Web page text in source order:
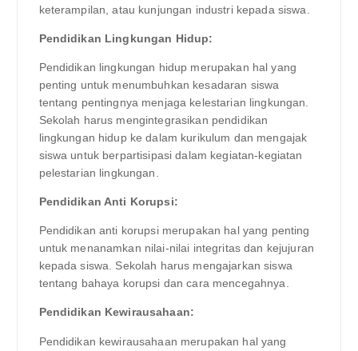
keterampilan, atau kunjungan industri kepada siswa.
Pendidikan Lingkungan Hidup:
Pendidikan lingkungan hidup merupakan hal yang
penting untuk menumbuhkan kesadaran siswa
tentang pentingnya menjaga kelestarian lingkungan.
Sekolah harus mengintegrasikan pendidikan
lingkungan hidup ke dalam kurikulum dan mengajak
siswa untuk berpartisipasi dalam kegiatan-kegiatan
pelestarian lingkungan.
Pendidikan Anti Korupsi:
Pendidikan anti korupsi merupakan hal yang penting
untuk menanamkan nilai-nilai integritas dan kejujuran
kepada siswa. Sekolah harus mengajarkan siswa
tentang bahaya korupsi dan cara mencegahnya.
Pendidikan Kewirausahaan:
Pendidikan kewirausahaan merupakan hal yang